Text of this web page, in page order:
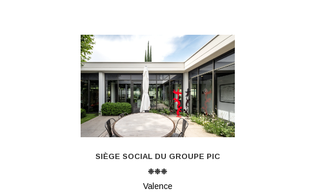
SIÈGE SOCIAL DU GROUPE PIC
❉❉❉
Valence